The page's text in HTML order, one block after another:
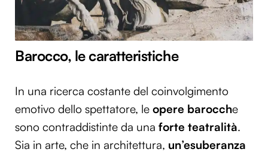
Barocco, le caratteristiche
In una ricerca costante del coinvolgimento
emotivo dello spettatore, le opere barocche
sono contraddistinte da una forte teatralità.
Sia in arte, che in architettura, un’esuberanza